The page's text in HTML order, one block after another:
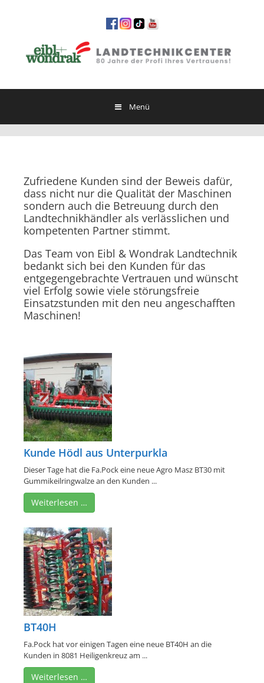
Menü
Zufriedene Kunden sind der Beweis dafür,
dass nicht nur die Qualität der Maschinen
sondern auch die Betreuung durch den
Landtechnikhändler als verlässlichen und
kompetenten Partner stimmt.
Das Team von Eibl & Wondrak Landtechnik
bedankt sich bei den Kunden für das
entgegengebrachte Vertrauen und wünscht
viel Erfolg sowie viele störungsfreie
Einsatzstunden mit den neu angeschafften
Maschinen!
Kunde Hödl aus Unterpurkla
Dieser Tage hat die Fa.Pock eine neue Agro Masz BT30 mit
Gummikeilringwalze an den Kunden ...
Weiterlesen …
BT40H
Fa.Pock hat vor einigen Tagen eine neue BT40H an die
Kunden in 8081 Heiligenkreuz am ...
Weiterlesen …